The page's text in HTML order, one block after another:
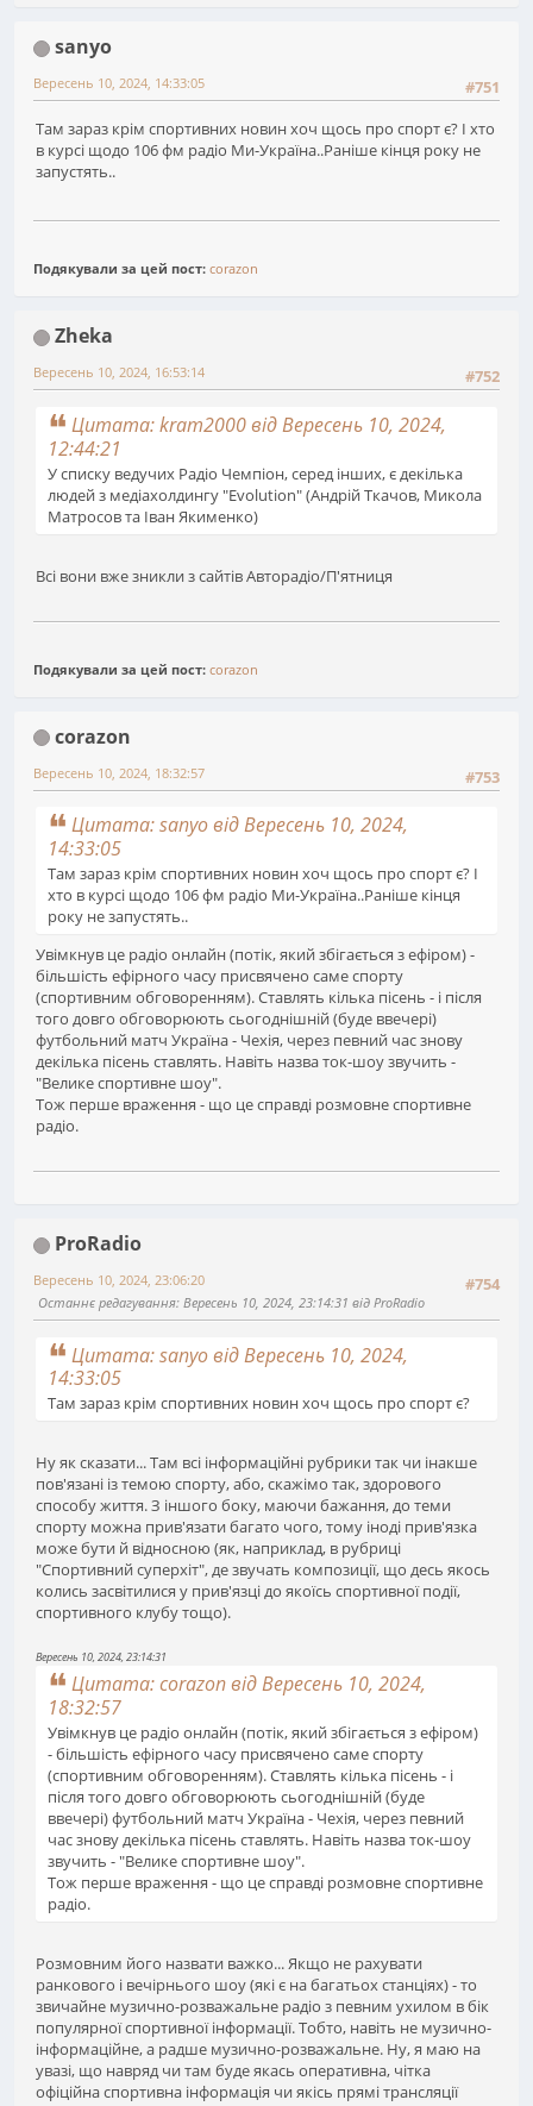
sanyo
#751
Вересень 10, 2024, 14:33:05
Там зараз крім спортивних новин хоч щось про спорт є? І хто
в курсі щодо 106 фм радіо Ми-Україна..Раніше кінця року не
запустять..
Подякували за цей пост: corazon
Zheka
#752
Вересень 10, 2024, 16:53:14
Цитата: kram2000 від Вересень 10, 2024,
12:44:21
У списку ведучих Радіо Чемпіон, серед інших, є декілька
людей з медіахолдингу "Evolution" (Андрій Ткачов, Микола
Матросов та Іван Якименко)
Всі вони вже зникли з сайтів Авторадіо/П'ятниця
Подякували за цей пост: corazon
corazon
#753
Вересень 10, 2024, 18:32:57
Цитата: sanyo від Вересень 10, 2024,
14:33:05
Там зараз крім спортивних новин хоч щось про спорт є? І
хто в курсі щодо 106 фм радіо Ми-Україна..Раніше кінця
року не запустять..
Увімкнув це радіо онлайн (потік, який збігається з ефіром) -
більшість ефірного часу присвячено саме спорту
(спортивним обговоренням). Ставлять кілька пісень - і після
того довго обговорюють сьогоднішній (буде ввечері)
футбольний матч Україна - Чехія, через певний час знову
декілька пісень ставлять. Навіть назва ток-шоу звучить -
"Велике спортивне шоу".
Тож перше враження - що це справді розмовне спортивне
радіо.
ProRadio
#754
Вересень 10, 2024, 23:06:20
Останнє редагування: Вересень 10, 2024, 23:14:31 від ProRadio
Цитата: sanyo від Вересень 10, 2024,
14:33:05
Там зараз крім спортивних новин хоч щось про спорт є?
Ну як сказати... Там всі інформаційні рубрики так чи інакше
пов'язані із темою спорту, або, скажімо так, здорового
способу життя. З іншого боку, маючи бажання, до теми
спорту можна прив'язати багато чого, тому іноді прив'язка
може бути й відносною (як, наприклад, в рубриці
"Спортивний суперхіт", де звучать композиції, що десь якось
колись засвітилися у прив'язці до якоїсь спортивної події,
спортивного клубу тощо).
Вересень 10, 2024, 23:14:31
Цитата: corazon від Вересень 10, 2024,
18:32:57
Увімкнув це радіо онлайн (потік, який збігається з ефіром)
- більшість ефірного часу присвячено саме спорту
(спортивним обговоренням). Ставлять кілька пісень - і
після того довго обговорюють сьогоднішній (буде
ввечері) футбольний матч Україна - Чехія, через певний
час знову декілька пісень ставлять. Навіть назва ток-шоу
звучить - "Велике спортивне шоу".
Тож перше враження - що це справді розмовне спортивне
радіо.
Розмовним його назвати важко... Якщо не рахувати
ранкового і вечірнього шоу (які є на багатьох станціях) - то
звичайне музично-розважальне радіо з певним ухилом в бік
популярної спортивної інформації. Тобто, навіть не музично-
інформаційне, а радше музично-розважальне. Ну, я маю на
увазі, що навряд чи там буде якась оперативна, чітка
офіційна спортивна інформація чи якісь прямі трансляції